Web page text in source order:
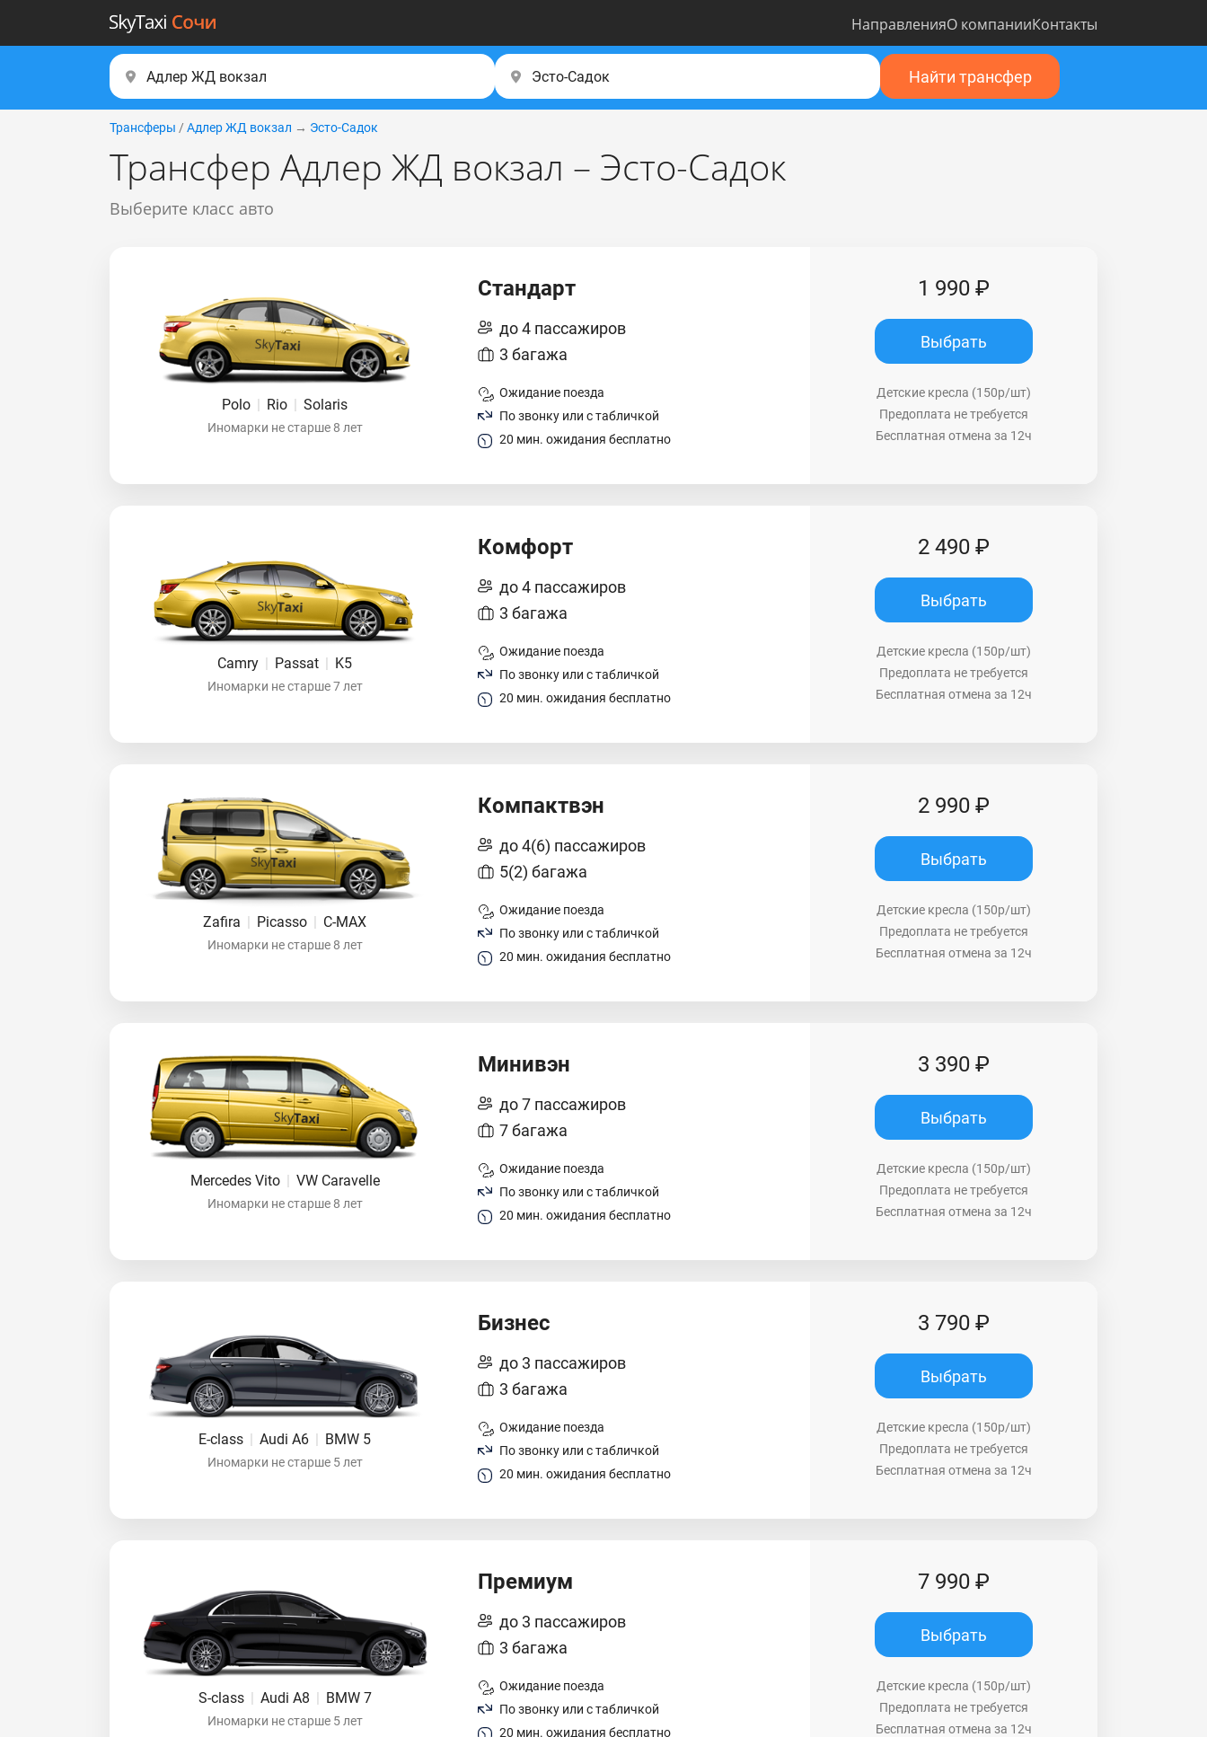
НаправленияО компанииКонтакты
Найти трансфер
Трансферы / Адлер ЖД вокзал → Эсто-Садок
Трансфер Адлер ЖД вокзал – Эсто-Садок
Выберите класс авто
Polo | Rio | Solaris
Иномарки не старше 8 лет
Стандарт
до 4 пассажиров
3 багажа
Ожидание поезда
По звонку или с табличкой
20 мин. ожидания бесплатно
1 990 ₽
Выбрать
Детские кресла (150р/шт)
Предоплата не требуется
Бесплатная отмена за 12ч
Camry | Passat | K5
Иномарки не старше 7 лет
Комфорт
до 4 пассажиров
3 багажа
Ожидание поезда
По звонку или с табличкой
20 мин. ожидания бесплатно
2 490 ₽
Выбрать
Детские кресла (150р/шт)
Предоплата не требуется
Бесплатная отмена за 12ч
Zafira | Picasso | C-MAX
Иномарки не старше 8 лет
Компактвэн
до 4(6) пассажиров
5(2) багажа
Ожидание поезда
По звонку или с табличкой
20 мин. ожидания бесплатно
2 990 ₽
Выбрать
Детские кресла (150р/шт)
Предоплата не требуется
Бесплатная отмена за 12ч
Mercedes Vito | VW Caravelle
Иномарки не старше 8 лет
Минивэн
до 7 пассажиров
7 багажа
Ожидание поезда
По звонку или с табличкой
20 мин. ожидания бесплатно
3 390 ₽
Выбрать
Детские кресла (150р/шт)
Предоплата не требуется
Бесплатная отмена за 12ч
E-class | Audi A6 | BMW 5
Иномарки не старше 5 лет
Бизнес
до 3 пассажиров
3 багажа
Ожидание поезда
По звонку или с табличкой
20 мин. ожидания бесплатно
3 790 ₽
Выбрать
Детские кресла (150р/шт)
Предоплата не требуется
Бесплатная отмена за 12ч
S-class | Audi A8 | BMW 7
Иномарки не старше 5 лет
Премиум
до 3 пассажиров
3 багажа
Ожидание поезда
По звонку или с табличкой
20 мин. ожидания бесплатно
7 990 ₽
Выбрать
Детские кресла (150р/шт)
Предоплата не требуется
Бесплатная отмена за 12ч